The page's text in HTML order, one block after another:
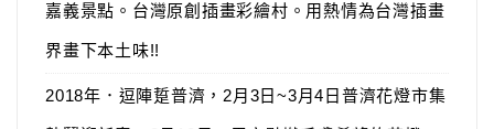
嘉義景點。台灣原創插畫彩繪村。用熱情為台灣插畫
界畫下本土味!!
2018年．逗陣踅普濟，2月3日~3月4日普濟花燈市集